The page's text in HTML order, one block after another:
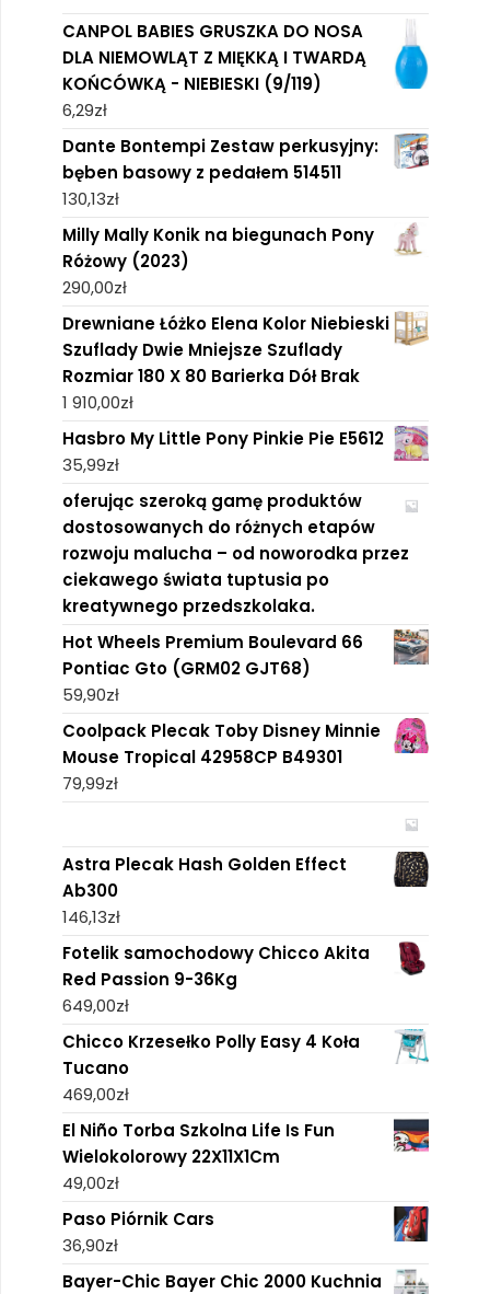
CANPOL BABIES GRUSZKA DO NOSA
DLA NIEMOWLĄT Z MIĘKKĄ I TWARDĄ
KOŃCÓWKĄ - NIEBIESKI (9/119)
6,29zł
Dante Bontempi Zestaw perkusyjny:
bęben basowy z pedałem 514511
130,13zł
Milly Mally Konik na biegunach Pony
Różowy (2023)
290,00zł
Drewniane Łóżko Elena Kolor Niebieski
Szuflady Dwie Mniejsze Szuflady
Rozmiar 180 X 80 Barierka Dół Brak
1 910,00zł
Hasbro My Little Pony Pinkie Pie E5612
35,99zł
oferując szeroką gamę produktów
dostosowanych do różnych etapów
rozwoju malucha – od noworodka przez
ciekawego świata tuptusia po
kreatywnego przedszkolaka.
Hot Wheels Premium Boulevard 66
Pontiac Gto (GRM02 GJT68)
59,90zł
Coolpack Plecak Toby Disney Minnie
Mouse Tropical 42958CP B49301
79,99zł
Astra Plecak Hash Golden Effect
Ab300
146,13zł
Fotelik samochodowy Chicco Akita
Red Passion 9-36Kg
649,00zł
Chicco Krzesełko Polly Easy 4 Koła
Tucano
469,00zł
El Niño Torba Szkolna Life Is Fun
Wielokolorowy 22X11X1Cm
49,00zł
Paso Piórnik Cars
36,90zł
Bayer-Chic Bayer Chic 2000 Kuchnia